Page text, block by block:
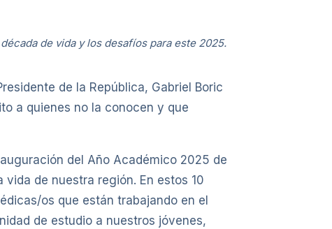
de vida y los desafíos para este 2025.
de la República, Gabriel Boric
a quienes no la conocen y que
del Año Académico 2025 de
vida de nuestra región. En estos 10
os que están trabajando en el
de estudio a nuestros jóvenes,